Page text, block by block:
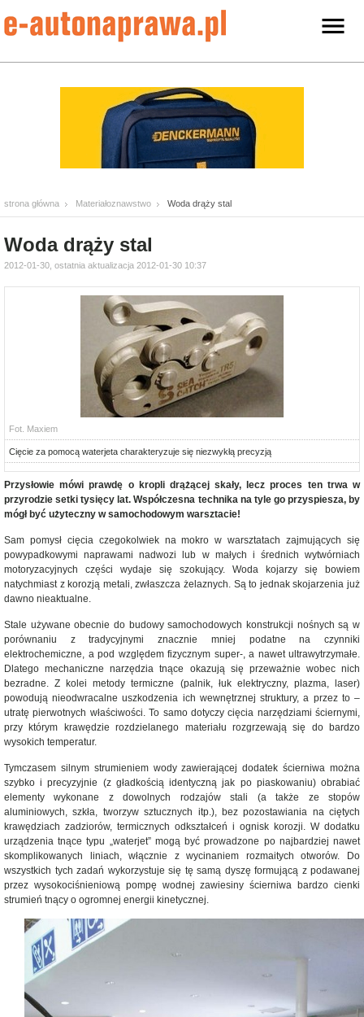
strona główna Materiałoznawstwo Woda drąży stal
Woda drąży stal
2012-01-30, ostatnia aktualizacja 2012-01-30 10:37
Fot. Maxiem
Cięcie za pomocą waterjeta charakteryzuje się niezwykłą precyzją
Przysłowie mówi prawdę o kropli drążącej skały, lecz proces ten trwa w
przyrodzie setki tysięcy lat. Współczesna technika na tyle go przyspiesza, by
mógł być użyteczny w samochodowym warsztacie!
Sam pomysł cięcia czegokolwiek na mokro w warsztatach zajmujących się
powypadkowymi naprawami nadwozi lub w małych i średnich wytwórniach
motoryzacyjnych części wydaje się szokujący. Woda kojarzy się bowiem
natychmiast z korozją metali, zwłaszcza żelaznych. Są to jednak skojarzenia już
dawno nieaktualne.
Stale używane obecnie do budowy samochodowych konstrukcji nośnych są w
porównaniu z tradycyjnymi znacznie mniej podatne na czynniki
elektrochemiczne, a pod względem fizycznym super-, a nawet ultrawytrzymałe.
Dlatego mechaniczne narzędzia tnące okazują się przeważnie wobec nich
bezradne. Z kolei metody termiczne (palnik, łuk elektryczny, plazma, laser)
powodują nieodwracalne uszkodzenia ich wewnętrznej struktury, a przez to –
utratę pierwotnych właściwości. To samo dotyczy cięcia narzędziami ściernymi,
przy którym krawędzie rozdzielanego materiału rozgrzewają się do bardzo
wysokich temperatur.
Tymczasem silnym strumieniem wody zawierającej dodatek ścierniwa można
szybko i precyzyjnie (z gładkością identyczną jak po piaskowaniu) obrabiać
elementy wykonane z dowolnych rodzajów stali (a także ze stopów
aluminiowych, szkła, tworzyw sztucznych itp.), bez pozostawiania na ciętych
krawędziach zadziorów, termicznych odkształceń i ognisk korozji. W dodatku
urządzenia tnące typu „waterjet” mogą być prowadzone po najbardziej nawet
skomplikowanych liniach, włącznie z wycinaniem rozmaitych otworów. Do
wszystkich tych zadań wykorzystuje się tę samą dyszę formującą z podawanej
przez wysokociśnieniową pompę wodnej zawiesiny ścierniwa bardzo cienki
strumień tnący o ogromnej energii kinetycznej.